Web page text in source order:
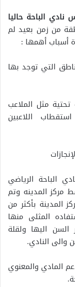
الباحة حاليا
من زمن بعيد لم
أسباب أهمها :
التي توجد بها
تحتية مثل الملاعب
اللاعبين
الباحة الرياضي
مركز المدينه وتم
المدينة بأكثر من
المثلى منها
اليها ولقلة
والى النادي.
المادي والمعنوي